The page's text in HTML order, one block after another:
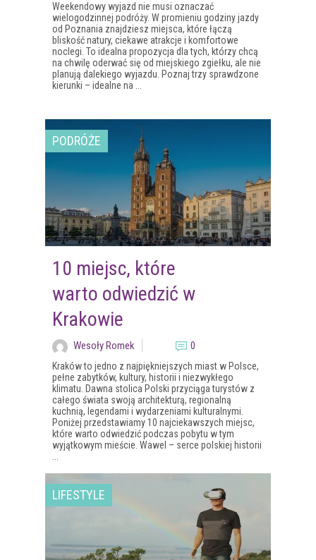
Weekendowy wyjazd nie musi oznaczać
wielogodzinnej podróży. W promieniu godziny jazdy
od Poznania znajdziesz miejsca, które łączą
bliskość natury, ciekawe atrakcje i komfortowe
noclegi. To idealna propozycja dla tych, którzy chcą
na chwilę oderwać się od miejskiego zgiełku, ale nie
planują dalekiego wyjazdu. Poznaj trzy sprawdzone
kierunki – idealne na ...
PODRÓŻE
10 miejsc, które
warto odwiedzić w
Krakowie
Wesoły Romek 0
Kraków to jedno z najpiękniejszych miast w Polsce,
pełne zabytków, kultury, historii i niezwykłego
klimatu. Dawna stolica Polski przyciąga turystów z
całego świata swoją architekturą, regionalną
kuchnią, legendami i wydarzeniami kulturalnymi.
Poniżej przedstawiamy 10 najciekawszych miejsc,
które warto odwiedzić podczas pobytu w tym
wyjątkowym mieście. Wawel – serce polskiej historii
LIFESTYLE